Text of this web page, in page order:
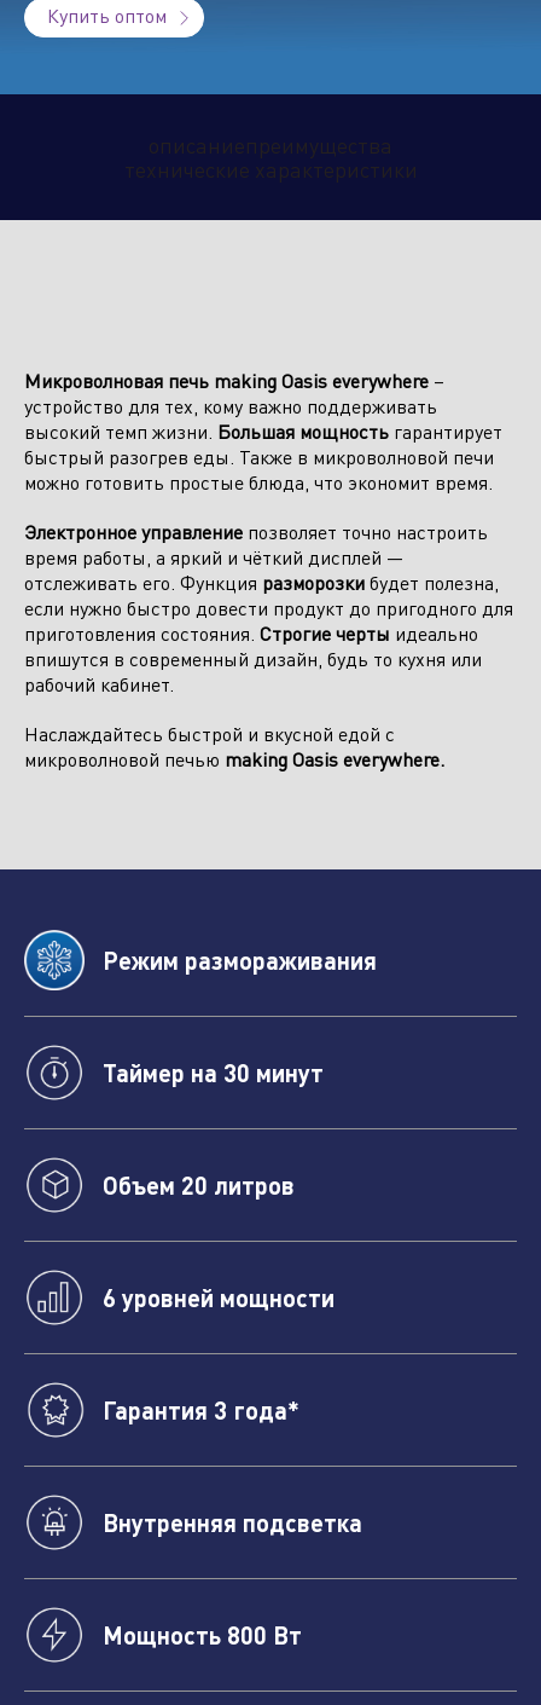
Инструмент и садовая техника
Отправить заявку
Нажимая кнопку "отправить", вы соглашаетесь
сусловиями обработки персональных данных.
Отправить
Купить оптом
описание
преимущества
технические характеристики
Микроволновая печь making Oasis everywhere –
устройство для тех, кому важно поддерживать
высокий темп жизни. Большая мощность гарантирует
быстрый разогрев еды. Также в микроволновой печи
можно готовить простые блюда, что экономит время.
Электронное управление позволяет точно настроить
время работы, а яркий и чёткий дисплей —
отслеживать его. Функция разморозкибудет полезна,
если нужно быстро довести продукт до пригодного для
приготовления состояния. Строгие черты идеально
впишутся в современный дизайн, будь то кухня или
рабочий кабинет.
Наслаждайтесь быстрой и вкусной едой с
микроволновой печью making Oasis everywhere.
Режим размораживания
Таймер на 30 минут
Объем 20 литров
6 уровней мощности
Гарантия 3 года*
Внутренняя подсветка
Мощность 800 Вт